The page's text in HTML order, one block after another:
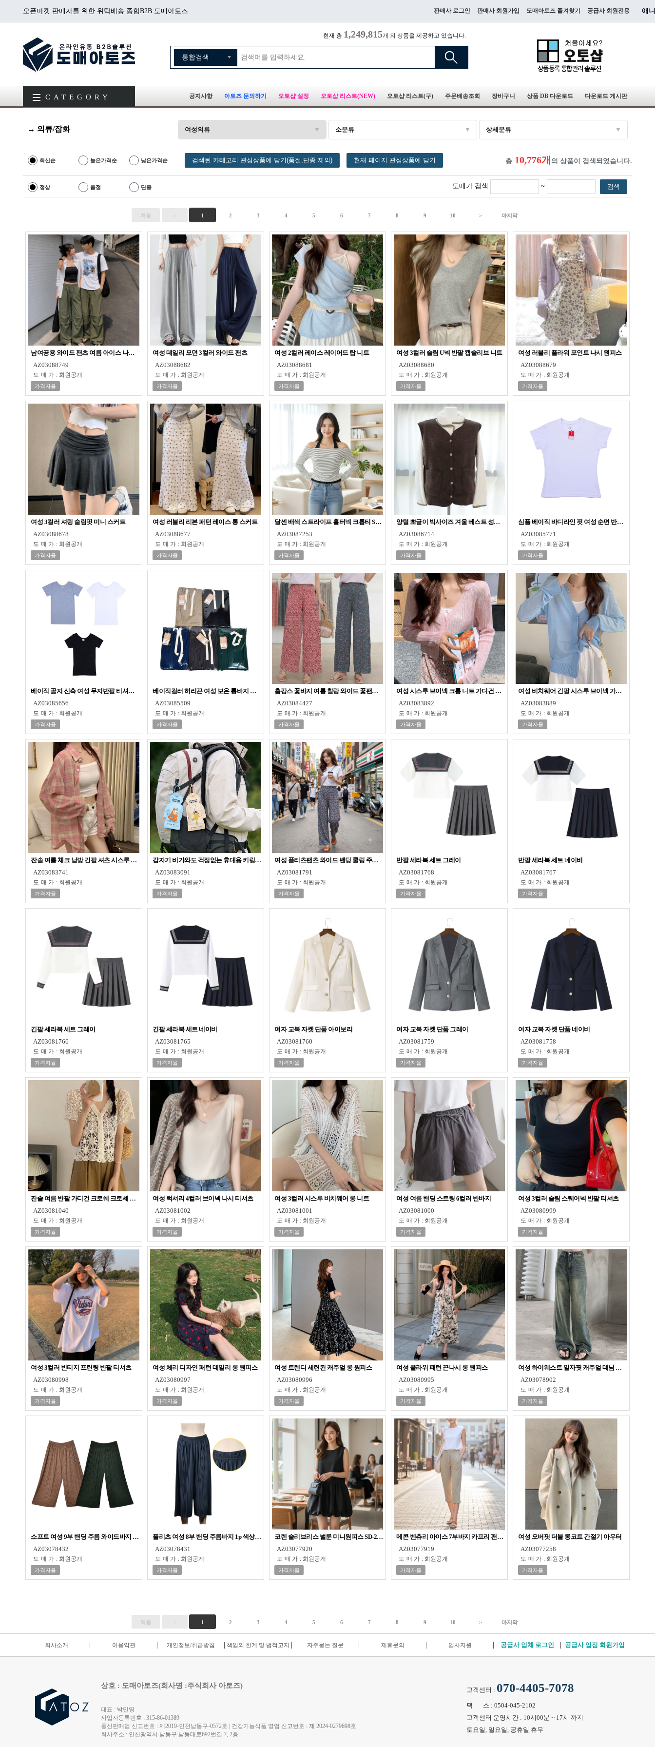
오픈마켓 판매자를 위한 위탁배송 종합B2B 도매아토즈 판매사 로그인 판매사 회원가입 도매아토즈 즐겨찾기 공급사 회원전용 애
현재 총 1,249,815개 의 상품을 제공하고 있습니다.
CATEGORY 공지사항 아토즈 문의하기 오토샵 설정 오토샵 리스트(NEW) 오토샵 리스트(구) 주문배송조회 장바구니 상품 DB 다운로드 다운로드 게시판
→ 의류/잡화 여성의류 소분류 상세분류
최신순 높은가격순 낮은가격순 검색된 카테고리 관심상품에 담기(품절,단종 제외) 현재 페이지 관심상품에 담기 총 10,776개 의 상품이 검색되었습니다.
정상 품절 단종 도매가 검색 ~ 검색
처음 < 1 2 3 4 5 6 7 8 9 10 > 마지막
남여공용 와이드 팬츠 여름 아이스 나일론 벌룬 팬츠 스트링 바스락 통큰 바지
AZ03088749
도매가 : 회원공개
가격자율
여성 데일리 모던 3컬러 와이드 팬츠
AZ03088682
도매가 : 회원공개
가격자율
여성 2컬러 레이스 레이어드 탑 니트
AZ03088681
도매가 : 회원공개
가격자율
여성 3컬러 슬림 U넥 반팔 캡슬리브 니트
AZ03088680
도매가 : 회원공개
가격자율
여성 러블리 플라워 포인트 나시 원피스
AZ03088679
도매가 : 회원공개
가격자율
여성 3컬러 셔링 슬림핏 미니 스커트
AZ03088678
도매가 : 회원공개
가격자율
여성 러블리 리본 패턴 레이스 롱 스커트
AZ03088677
도매가 : 회원공개
가격자율
달셴 배색 스트라이프 홀터넥 크롭티 SD-260801
AZ03087253
도매가 : 회원공개
가격자율
양털 뽀글이 빅사이즈 겨울 베스트 성인 수면 조끼
AZ03086714
도매가 : 회원공개
가격자율
심플 베이직 바디라인 핏 여성 순면 반팔 티셔츠 흰
AZ03085771
도매가 : 회원공개
가격자율
베이직 골지 신축 여성 무지반팔 티셔츠 FREE
AZ03085656
도매가 : 회원공개
가격자율
베이직컬러 허리끈 여성 보온 통바지 홈웨어 아웃웨어
AZ03085509
도매가 : 회원공개
가격자율
홈캉스 꽃바지 여름 찰랑 와이드 꽃팬츠 DD-13479
AZ03084427
도매가 : 회원공개
가격자율
여성 시스루 브이넥 크롭 니트 가디건 휴양지 데일리룩
AZ03083892
도매가 : 회원공개
가격자율
여성 비치웨어 긴팔 시스루 브이넥 가디건 휴양지룩
AZ03083889
도매가 : 회원공개
가격자율
잔솔 여름 체크 남방 긴팔 셔츠 시스루 여성 블라우스
AZ03083741
도매가 : 회원공개
가격자율
갑자기 비가와도 걱정없는 휴대용 키링 우비 성인용 초경량 레인코트 일회용 우의
AZ03083091
도매가 : 회원공개
가격자율
여성 플리츠팬츠 와이드 밴딩 쿨링 주름바지
AZ03081791
도매가 : 회원공개
가격자율
반팔 세라복 세트 그레이
AZ03081768
도매가 : 회원공개
가격자율
반팔 세라복 세트 네이비
AZ03081767
도매가 : 회원공개
가격자율
긴팔 세라복 세트 그레이
AZ03081766
도매가 : 회원공개
가격자율
긴팔 세라복 세트 네이비
AZ03081765
도매가 : 회원공개
가격자율
여자 교복 자켓 단품 아이보리
AZ03081760
도매가 : 회원공개
가격자율
여자 교복 자켓 단품 그레이
AZ03081759
도매가 : 회원공개
가격자율
여자 교복 자켓 단품 네이비
AZ03081758
도매가 : 회원공개
가격자율
잔솔 여름 반팔 가디건 크로쉐 크로셰 니트 망사 그물
AZ03081040
도매가 : 회원공개
가격자율
여성 럭셔리 4컬러 브이넥 나시 티셔츠
AZ03081002
도매가 : 회원공개
가격자율
여성 3컬러 시스루 비치웨어 롱 니트
AZ03081001
도매가 : 회원공개
가격자율
여성 여름 밴딩 스트링 6컬러 반바지
AZ03081000
도매가 : 회원공개
가격자율
여성 3컬러 슬림 스퀘어넥 반팔 티셔츠
AZ03080999
도매가 : 회원공개
가격자율
여성 3컬러 빈티지 프린팅 반팔 티셔츠
AZ03080998
도매가 : 회원공개
가격자율
여성 체리 디자인 패턴 데일리 롱 원피스
AZ03080997
도매가 : 회원공개
가격자율
여성 트렌디 세련된 캐주얼 롱 원피스
AZ03080996
도매가 : 회원공개
가격자율
여성 플라워 패턴 끈나시 롱 원피스
AZ03080995
도매가 : 회원공개
가격자율
여성 하이웨스트 일자핏 캐주얼 데님 팬츠
AZ03078902
도매가 : 회원공개
가격자율
소프트 여성 9부 밴딩 주름 와이드바지 1p 색상랜덤
AZ03078432
도매가 : 회원공개
가격자율
플리츠 여성 8부 밴딩 주름바지 1p 색상랜덤 홈웨어
AZ03078431
도매가 : 회원공개
가격자율
코렌 슬리브리스 벌룬 미니원피스 SD-260717
AZ03077920
도매가 : 회원공개
가격자율
메콘 벤츄리 아이스 7부바지 카프리 팬츠 SD-260716
AZ03077919
도매가 : 회원공개
가격자율
여성 오버핏 더블 롱코트 간절기 아우터
AZ03077258
도매가 : 회원공개
가격자율
처음 < 1 2 3 4 5 6 7 8 9 10 > 마지막
회사소개 이용약관 개인정보/취급방침 책임의 한계 및 법적고지 자주묻는 질문 제휴문의 입사지원 공급사 업체 로그인 공급사 입점 회원가입
상호 : 도매아토즈(회사명 :주식회사 아토즈)
대표 : 박민영
사업자등록번호 : 315-86-01389
통신판매업 신고번호 : 제2019-인천남동구-0572호 | 건강기능식품 영업 신고번호 : 제 2024-0279698호
회사주소 : 인천광역시 남동구 남동대로692번길 7, 2층
고객센터 : 070-4405-7078
팩 스 : 0504-045-2102
고객센터 운영시간 : 10시00분 ~ 17시 까지
토요일, 일요일, 공휴일 휴무